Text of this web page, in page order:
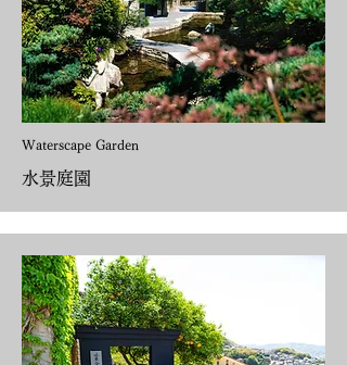
Waterscape Garden
水景庭園